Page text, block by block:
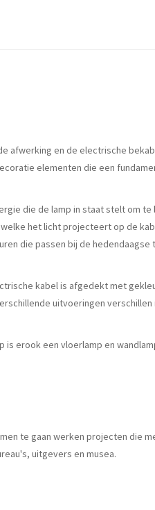
afwerking en de electrische
elementen die een
die de lamp in staat stelt om te
het licht projecteert op de
die passen bij de hedendaagse
kabel is afgedekt met
uitvoeringen verschillen
is erook een vloerlamp en
te gaan werken projecten die
uitgevers en musea.